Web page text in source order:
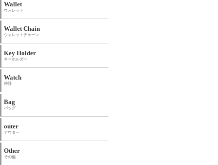
Wallet
ウォレット
Wallet Chain
ウォレットチェーン
Key Holder
キーホルダー
Watch
時計
Bag
バッグ
outer
アウター
Other
その他